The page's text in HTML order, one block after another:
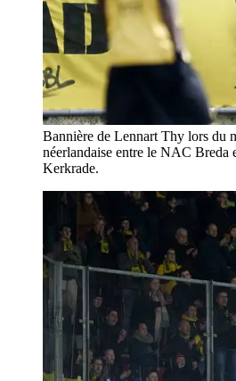
Bannière de Lennart Thy lors du
néerlandaise entre le NAC Breda
Kerkrade.